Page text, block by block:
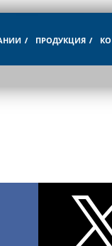
ПРОДУКЦИЯ